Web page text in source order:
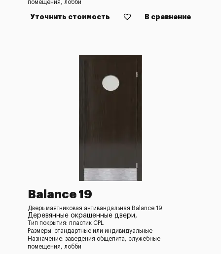
помещения, лобби
Уточнить стоимость В сравнение
Balance 19
Дверь маятниковая антивандальная Balance 19
Деревянные окрашенные двери,
Тип покрытия: пластик CPL
Размеры: стандартные или индивидуальные
Назначение: заведения общепита, служебные
помещения, лобби